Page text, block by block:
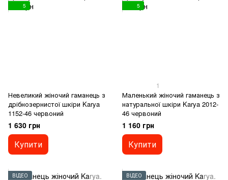
5
Невеликий жіночий гаманець з
дрібнозернистої шкіри Karya
1152-46 червоний
1 630 грн
Купити
5
1
Маленький жіночий гаманець з
натуральної шкіри Karya 2012-
46 червоний
1 160 грн
Купити
ВІДЕО
ВІДЕО